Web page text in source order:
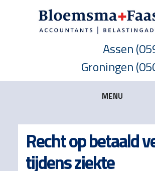
Assen
Groningen
MENU
Recht op betaald
tijdens ziekte